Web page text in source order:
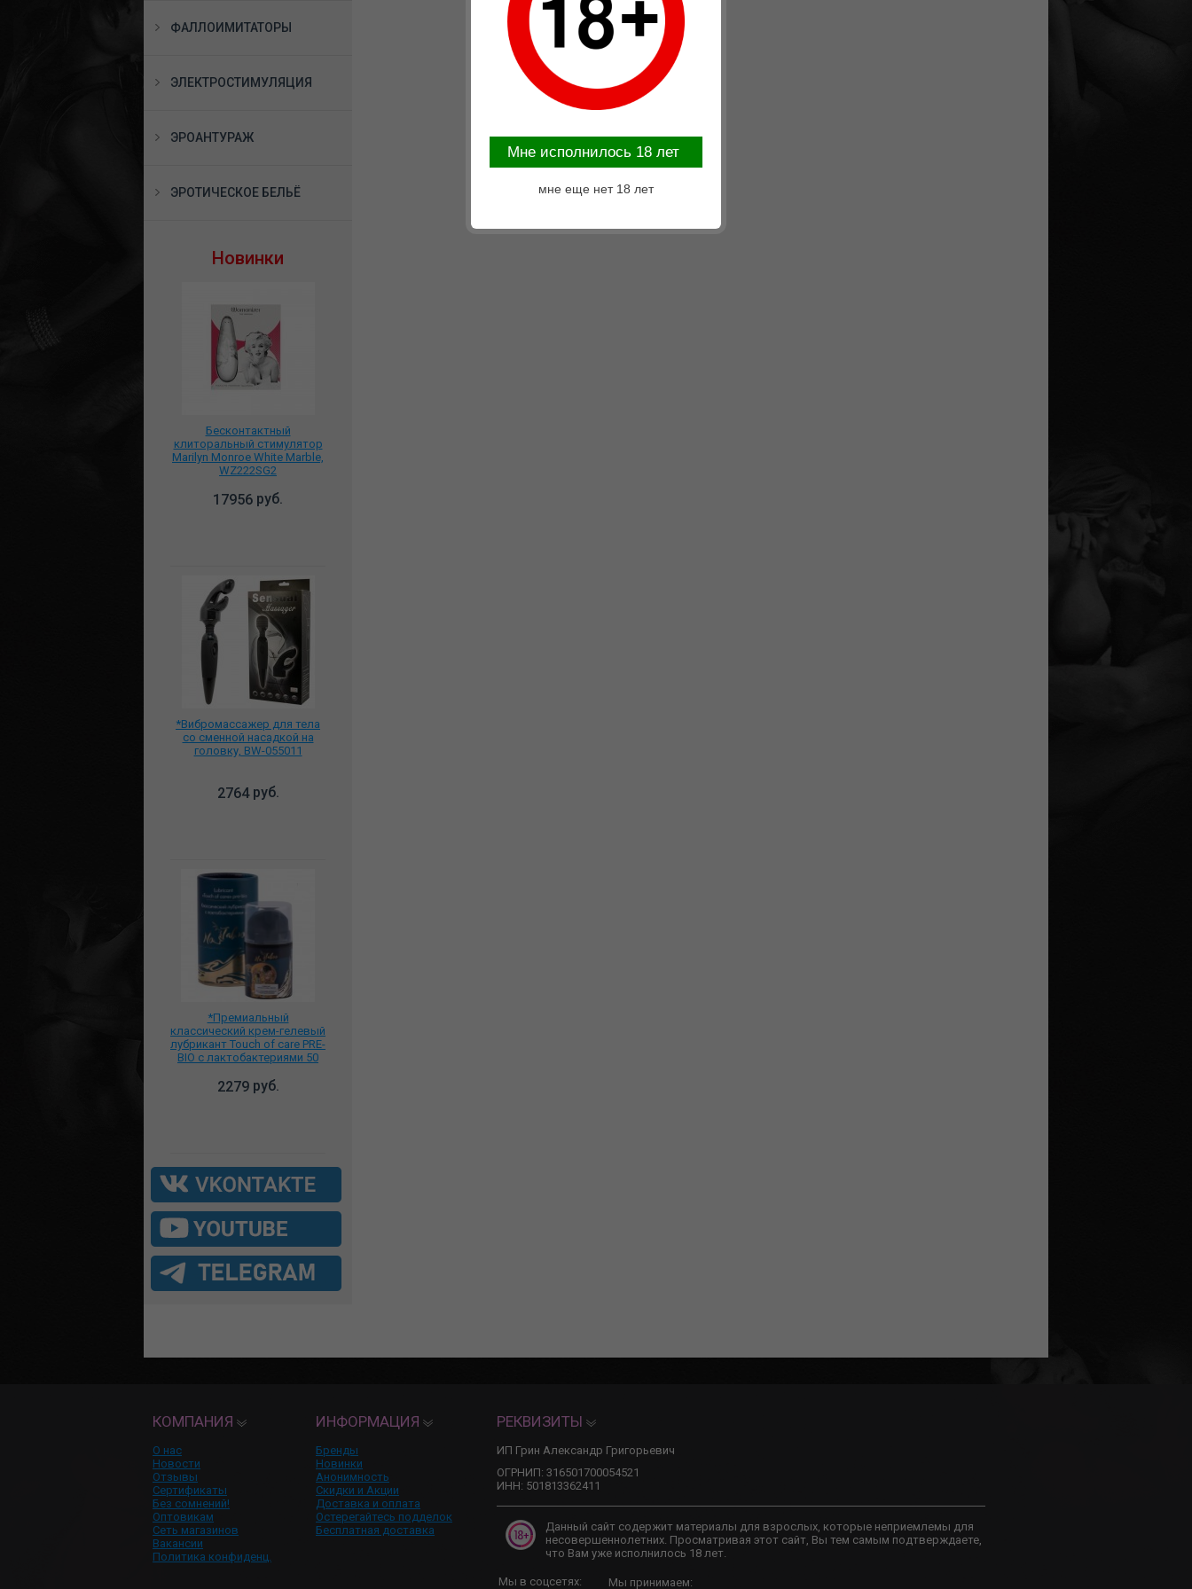
ФАЛЛОИМИТАТОРЫ
ЭЛЕКТРОСТИМУЛЯЦИЯ
ЭРОАНТУРАЖ
ЭРОТИЧЕСКОЕ БЕЛЬЁ
Новинки
Бесконтактный
клиторальный стимулятор
Marilyn Monroe White Marble,
WZ222SG2
17956 руб.
*Вибромассажер для тела
со сменной насадкой на
головку, BW-055011
2764руб.
*Премиальный
классический крем-гелевый
лубрикант Touch of care PRE-
BIO с лактобактериями 50
2279руб.
КОМПАНИЯ
О нас
Новости
Отзывы
Сертификаты
Без сомнений!
Оптовикам
Сеть магазинов
Вакансии
Политика конфиденц.
ИНФОРМАЦИЯ
Бренды
Новинки
Анонимность
Скидки и Акции
Доставка и оплата
Остерегайтесь подделок
Бесплатная доставка
РЕКВИЗИТЫ
ИП Грин Александр Григорьевич
ОГРНИП: 316501700054521
ИНН: 501813362411
Данный сайт содержит материалы для взрослых, которые неприемлемы для
несовершеннолетних. Просматривая этот сайт, Вы тем самым подтверждаете,
что Вам уже исполнилось 18 лет.
Мы в соцсетях: Мы принимаем:
Mне исполнилось 18 лет
мне еще нет 18 лет